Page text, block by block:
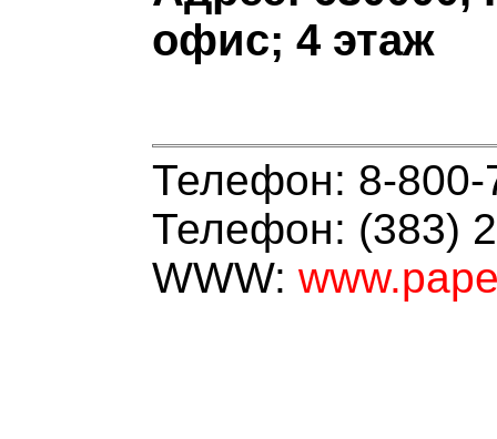
офис; 4 этаж
Телефон: 8-800-
Телефон: (383)
WWW: